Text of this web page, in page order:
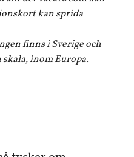
kan sprida
finns i Sverige och
inom Europa.